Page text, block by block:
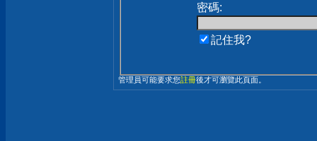
密碼:
記住我?
管理員可能要求您註冊後才可瀏覽此頁面。